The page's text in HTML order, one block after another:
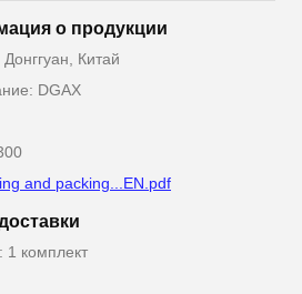
о продукции
Китай
DGAX
and packing...EN.pdf
1 комплект